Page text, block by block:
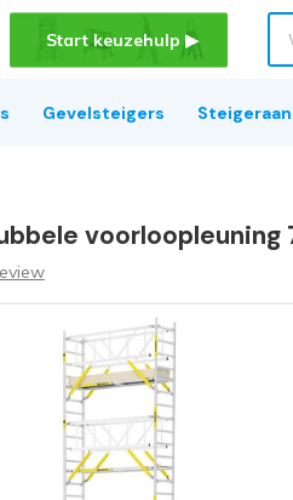
Start keuzehulp ▶
Gevelsteigers